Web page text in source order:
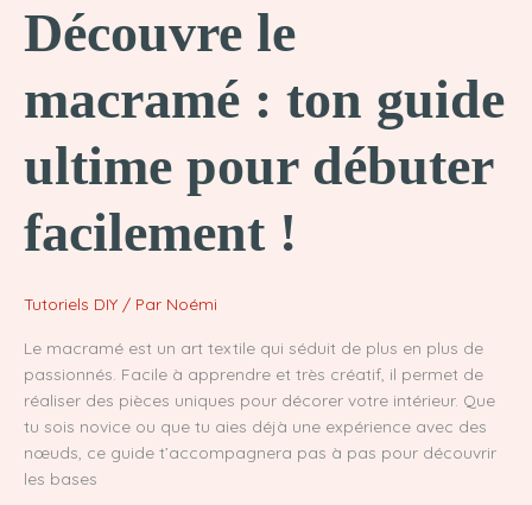
Découvre le
macramé : ton guide
ultime pour débuter
facilement !
Tutoriels DIY / Par Noémi
Le macramé est un art textile qui séduit de plus en plus de
passionnés. Facile à apprendre et très créatif, il permet de
réaliser des pièces uniques pour décorer votre intérieur. Que
tu sois novice ou que tu aies déjà une expérience avec des
nœuds, ce guide t’accompagnera pas à pas pour découvrir
les bases